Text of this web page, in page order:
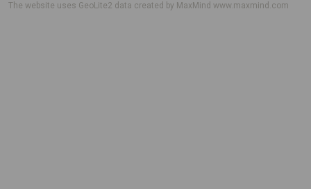
The website uses GeoLite2 data created by MaxMindwww.maxmind.com